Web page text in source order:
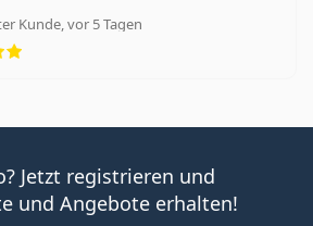
Kunde, vor 5 Tagen
Bewertung 5 aus 5
Jetzt registrieren und
und Angebote erhalten!